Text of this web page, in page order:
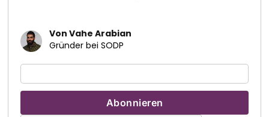
Von Vahe Arabian
Gründer bei SODP